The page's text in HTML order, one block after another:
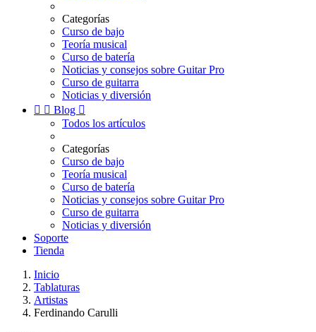
Categorías
Curso de bajo
Teoría musical
Curso de batería
Noticias y consejos sobre Guitar Pro
Curso de guitarra
Noticias y diversión
  Blog 
Todos los artículos
Categorías
Curso de bajo
Teoría musical
Curso de batería
Noticias y consejos sobre Guitar Pro
Curso de guitarra
Noticias y diversión
Soporte
Tienda
Inicio
Tablaturas
Artistas
Ferdinando Carulli